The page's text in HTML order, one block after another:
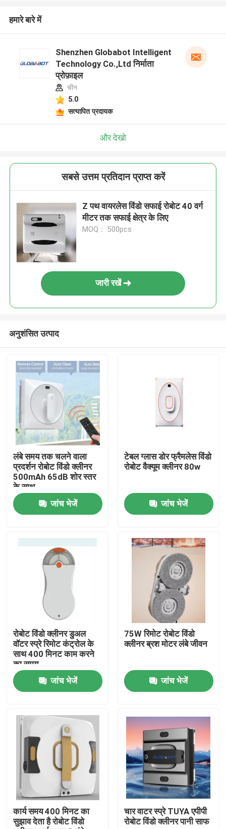
हमारे बारे में
कारखाना भ्रमण
एक उद्धरण का अनुरोध करें
रोबोट वैक्यूम क्लीनर
रोबोट विंडो क्लीनर
हमारे बारे में
Shenzhen Globabot Intelligent
Technology Co.,Ltd निर्माता
प्रोफ़ाइल
चीन
5.0
सत्यापित प्रदायक
और देखो
सबसे उत्तम प्रतिदान प्राप्त करें
Z पथ वायरलेस विंडो सफाई रोबोट 40 वर्ग
मीटर तक सफाई क्षेत्र के लिए
MOQ： 500pcs
जारी रखें
अनुशंसित उत्पाद
लंबे समय तक चलने वाला
प्रदर्शन रोबोट विंडो क्लीनर
500mAh 65dB शोर स्तर
के साथ
जांच भेजें
टेबल ग्लास डोर फ्रैमलेस विंडो
रोबोट वैक्यूम क्लीनर 80w
जांच भेजें
रोबोट विंडो क्लीनर डुअल
वॉटर स्प्रे रिमोट कंट्रोल के
साथ 400 मिनट काम करने
का समय
जांच भेजें
75W रिमोट रोबोट विंडो
क्लीनर ब्रश मोटर लंबे जीवन
जांच भेजें
कार्य समय 400 मिनट का
सुझाव देता है रोबोट विंडो
चार वाटर स्प्रे TUYA एपीपी
रोबोट विंडो क्लीनर पानी साफ